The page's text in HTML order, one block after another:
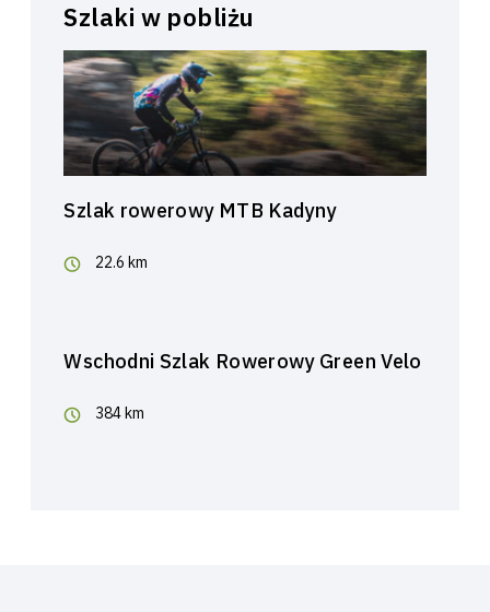
Szlaki w pobliżu
Szlak rowerowy MTB Kadyny
22.6 km
Wschodni Szlak Rowerowy Green Velo
384 km